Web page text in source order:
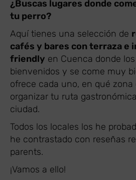
¿Buscas lugares donde
tu perro?
Aquí tienes una selección de
cafés y bares con terraza e
friendly en Cuenca donde
bienvenidos y se come muy
ofrece cada uno, en qué
organizar tu ruta
ciudad.
Todos los locales los he
he contrastado con reseñas
parents.
¡Vamos a ello!